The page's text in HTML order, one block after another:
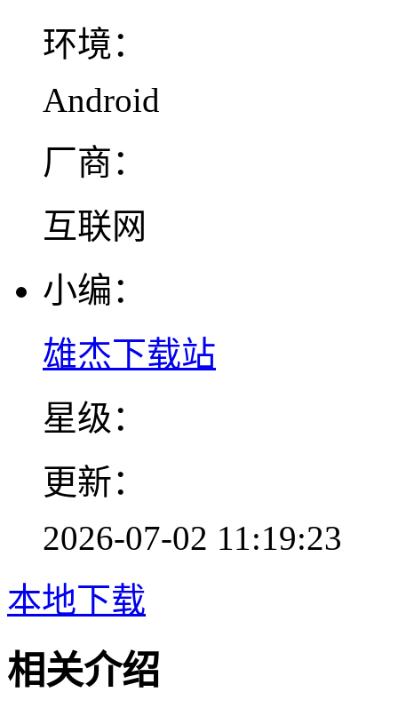
环境：
Android
厂商：
互联网
小编：
雄杰下载站
星级：
更新：
2026-07-02 11:19:23
本地下载
相关介绍